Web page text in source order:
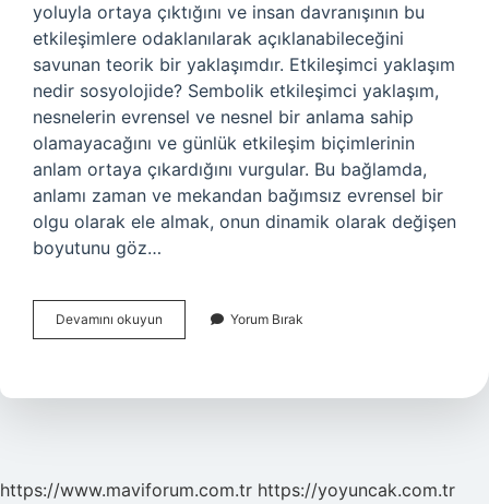
yoluyla ortaya çıktığını ve insan davranışının bu
etkileşimlere odaklanılarak açıklanabileceğini
savunan teorik bir yaklaşımdır. Etkileşimci yaklaşım
nedir sosyolojide? Sembolik etkileşimci yaklaşım,
nesnelerin evrensel ve nesnel bir anlama sahip
olamayacağını ve günlük etkileşim biçimlerinin
anlam ortaya çıkardığını vurgular. Bu bağlamda,
anlamı zaman ve mekandan bağımsız evrensel bir
olgu olarak ele almak, onun dinamik olarak değişen
boyutunu göz…
Devamını okuyun Etkileşimci
Kuram
Yorum Bırak
https://www.maviforum.com.tr https://yoyuncak.com.tr